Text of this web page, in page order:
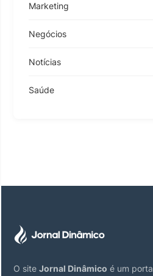
Marketing
Negócios
Notícias
Saúde
O site Jornal Dinâmico é um